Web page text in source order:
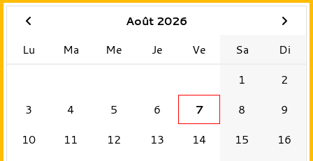
Août 2026
Lu
Ma Me Je Ve Sa
Di
1
2
3
4 5 6 7 8
9
10
11 12 13 14 15
16